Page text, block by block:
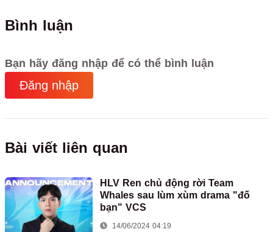
Bình luận
Bạn hãy đăng nhập để có thể bình luận
Đăng nhập
Bài viết liên quan
HLV Ren chủ động rời Team
Whales sau lùm xùm drama "đố
bạn" VCS
14/06/2024 04:19